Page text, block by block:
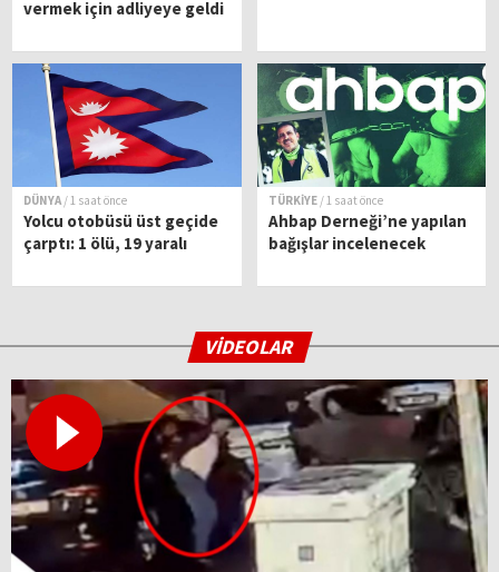
vermek için adliyeye geldi
DÜNYA / 1 saat önce
Yolcu otobüsü üst geçide
çarptı: 1 ölü, 19 yaralı
TÜRKİYE / 1 saat önce
Ahbap Derneği’ne yapılan
bağışlar incelenecek
VİDEOLAR